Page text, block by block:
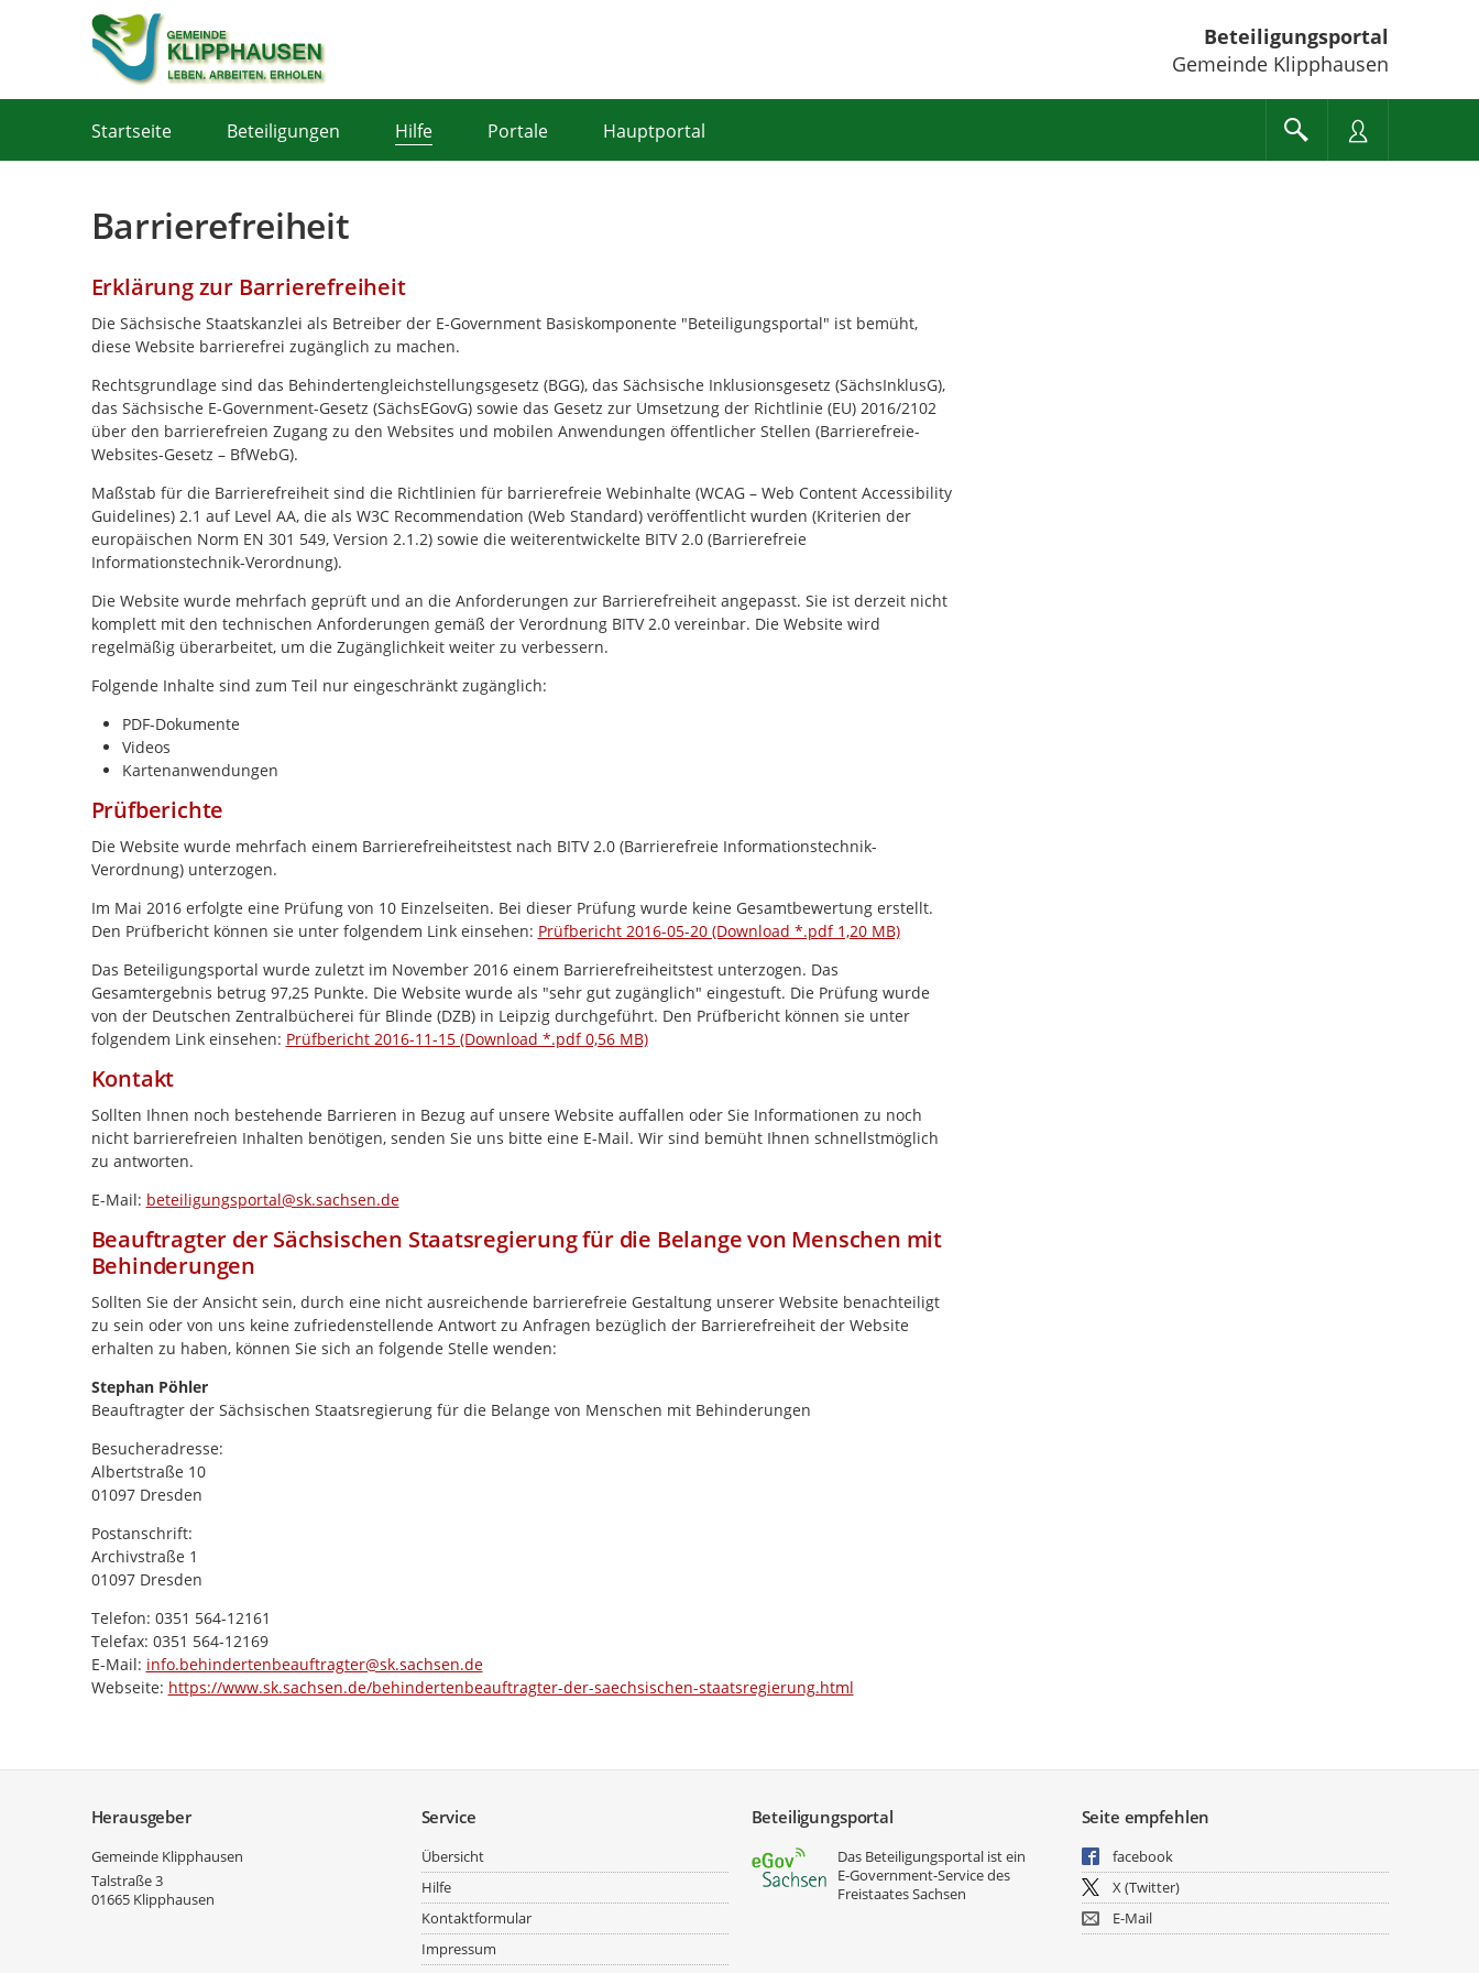
Beteiligungsportal
Gemeinde Klipphausen
Startseite Beteiligungen Hilfe Portale Hauptportal
Barrierefreiheit
Erklärung zur Barrierefreiheit
Die Sächsische Staatskanzlei als Betreiber der E-Government Basiskomponente "Beteiligungsportal" ist bemüht,
diese Website barrierefrei zugänglich zu machen.
Rechtsgrundlage sind das Behindertengleichstellungsgesetz (BGG), das Sächsische Inklusionsgesetz (SächsInklusG),
das Sächsische E-Government-Gesetz (SächsEGovG) sowie das Gesetz zur Umsetzung der Richtlinie (EU) 2016/2102
über den barrierefreien Zugang zu den Websites und mobilen Anwendungen öffentlicher Stellen (Barrierefreie-
Websites-Gesetz – BfWebG).
Maßstab für die Barrierefreiheit sind die Richtlinien für barrierefreie Webinhalte (WCAG – Web Content Accessibility
Guidelines) 2.1 auf Level AA, die als W3C Recommendation (Web Standard) veröffentlicht wurden (Kriterien der
europäischen Norm EN 301 549, Version 2.1.2) sowie die weiterentwickelte BITV 2.0 (Barrierefreie
Informationstechnik-Verordnung).
Die Website wurde mehrfach geprüft und an die Anforderungen zur Barrierefreiheit angepasst. Sie ist derzeit nicht
komplett mit den technischen Anforderungen gemäß der Verordnung BITV 2.0 vereinbar. Die Website wird
regelmäßig überarbeitet, um die Zugänglichkeit weiter zu verbessern.
Folgende Inhalte sind zum Teil nur eingeschränkt zugänglich:
PDF-Dokumente
Videos
Kartenanwendungen
Prüfberichte
Die Website wurde mehrfach einem Barrierefreiheitstest nach BITV 2.0 (Barrierefreie Informationstechnik-
Verordnung) unterzogen.
Im Mai 2016 erfolgte eine Prüfung von 10 Einzelseiten. Bei dieser Prüfung wurde keine Gesamtbewertung erstellt.
Den Prüfbericht können sie unter folgendem Link einsehen: Prüfbericht 2016-05-20 (Download *.pdf 1,20 MB)
Das Beteiligungsportal wurde zuletzt im November 2016 einem Barrierefreiheitstest unterzogen. Das
Gesamtergebnis betrug 97,25 Punkte. Die Website wurde als "sehr gut zugänglich" eingestuft. Die Prüfung wurde
von der Deutschen Zentralbücherei für Blinde (DZB) in Leipzig durchgeführt. Den Prüfbericht können sie unter
folgendem Link einsehen: Prüfbericht 2016-11-15 (Download *.pdf 0,56 MB)
Kontakt
Sollten Ihnen noch bestehende Barrieren in Bezug auf unsere Website auffallen oder Sie Informationen zu noch
nicht barrierefreien Inhalten benötigen, senden Sie uns bitte eine E-Mail. Wir sind bemüht Ihnen schnellstmöglich
zu antworten.
E-Mail: beteiligungsportal@sk.sachsen.de
Beauftragter der Sächsischen Staatsregierung für die Belange von Menschen mit
Behinderungen
Sollten Sie der Ansicht sein, durch eine nicht ausreichende barrierefreie Gestaltung unserer Website benachteiligt
zu sein oder von uns keine zufriedenstellende Antwort zu Anfragen bezüglich der Barrierefreiheit der Website
erhalten zu haben, können Sie sich an folgende Stelle wenden:
Stephan Pöhler
Beauftragter der Sächsischen Staatsregierung für die Belange von Menschen mit Behinderungen
Besucheradresse:
Albertstraße 10
01097 Dresden
Postanschrift:
Archivstraße 1
01097 Dresden
Telefon: 0351 564-12161
Telefax: 0351 564-12169
E-Mail: info.behindertenbeauftragter@sk.sachsen.de
Webseite: https://www.sk.sachsen.de/behindertenbeauftragter-der-saechsischen-staatsregierung.html
Herausgeber
Gemeinde Klipphausen
Talstraße 3
01665 Klipphausen
Service
Übersicht
Hilfe
Kontaktformular
Impressum
Beteiligungsportal
Das Beteiligungsportal ist ein
E‑Government-Service des
Freistaates Sachsen
Seite empfehlen
facebook
X (Twitter)
E-Mail